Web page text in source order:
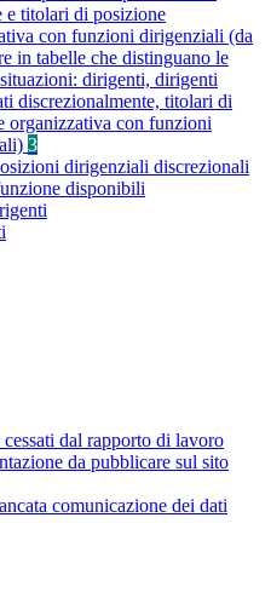
e titolari di posizione
con funzioni dirigenziali (da
in tabelle che distinguano le
dirigenti, dirigenti
discrezionalmente, titolari di
organizzativa con funzioni
3
dirigenziali discrezionali
disponibili
dal rapporto di lavoro
da pubblicare sul sito
comunicazione dei dati